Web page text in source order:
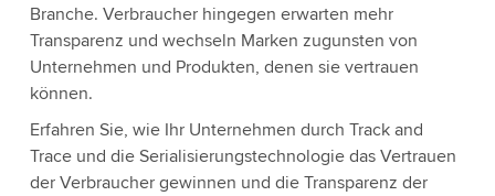
Branche. Verbraucher hingegen erwarten mehr
Transparenz und wechseln Marken zugunsten von
Unternehmen und Produkten, denen sie vertrauen
können.
Erfahren Sie, wie Ihr Unternehmen durch Track and
Trace und die Serialisierungstechnologie das Vertrauen
der Verbraucher gewinnen und die Transparenz der